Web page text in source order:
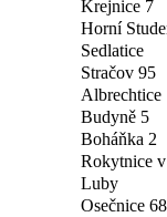
Krejnice 7
Horní
Sedlatice
Stračov 95
Albrechtice
Budyně 5
Boháňka 2
Rokytnice
Luby
Osečnice 68